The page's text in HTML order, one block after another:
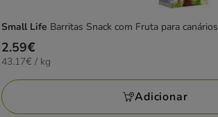
Small Life Barritas Snack com Fruta para canários
Preço
2.59€
2.59€
43.17€
KG
43.17€ / kg
Adicionar